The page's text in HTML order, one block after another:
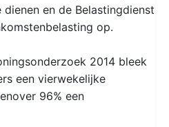
en de Belastingdienst
op.
2014 bleek
een vierwekelijke
96% een